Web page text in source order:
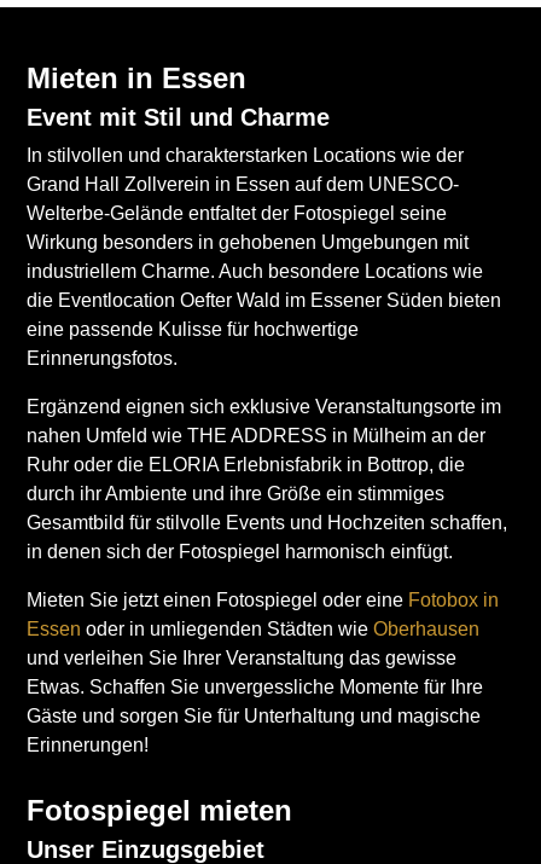
Mieten in Essen
Event mit Stil und Charme
In stilvollen und charakterstarken Locations wie der
Grand Hall Zollverein in Essen auf dem UNESCO-
Welterbe-Gelände entfaltet der Fotospiegel seine
Wirkung besonders in gehobenen Umgebungen mit
industriellem Charme. Auch besondere Locations wie
die Eventlocation Oefter Wald im Essener Süden bieten
eine passende Kulisse für hochwertige
Erinnerungsfotos.
Ergänzend eignen sich exklusive Veranstaltungsorte im
nahen Umfeld wie THE ADDRESS in Mülheim an der
Ruhr oder die ELORIA Erlebnisfabrik in Bottrop, die
durch ihr Ambiente und ihre Größe ein stimmiges
Gesamtbild für stilvolle Events und Hochzeiten schaffen,
in denen sich der Fotospiegel harmonisch einfügt.
Mieten Sie jetzt einen Fotospiegel oder eine Fotobox in
Essen oder in umliegenden Städten wieOberhausen
und verleihen Sie Ihrer Veranstaltung das gewisse
Etwas. Schaffen Sie unvergessliche Momente für Ihre
Gäste und sorgen Sie für Unterhaltung und magische
Erinnerungen!
Fotospiegel mieten
Unser Einzugsgebiet